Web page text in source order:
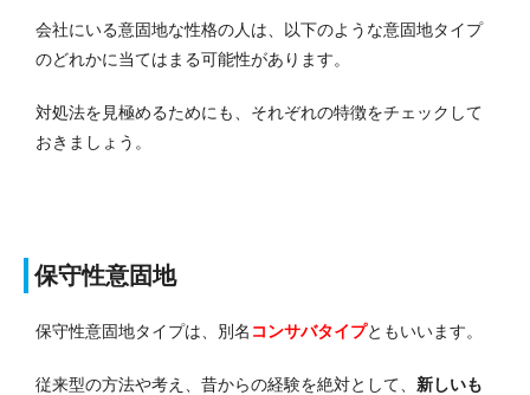
会社にいる意固地な性格の人は、以下のような意固地タイプ
のどれかに当てはまる可能性があります。
対処法を見極めるためにも、それぞれの特徴をチェックして
おきましょう。
保守性意固地
保守性意固地タイプは、別名 コンサバタイプともいいます。
従来型の方法や考え、昔からの経験を絶対として、 新しいも